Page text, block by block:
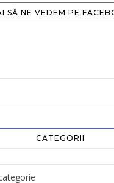
SĂ NE VEDEM PE
CATEGORII